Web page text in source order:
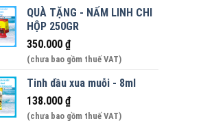
QUÀ TẶNG - NẤM LINH CHI
HỘP 250GR
350.000 ₫
(chưa bao gồm thuế VAT)
Tinh dầu xua muỗi - 8ml
138.000 ₫
(chưa bao gồm thuế VAT)